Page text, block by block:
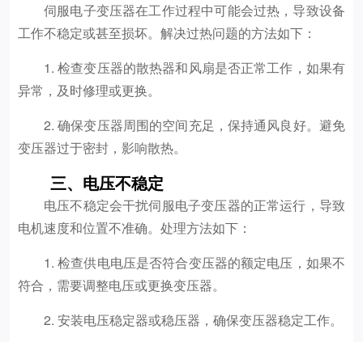
伺服电子变压器在工作过程中可能会过热，导致设备
工作不稳定或甚至损坏。解决过热问题的方法如下：
1. 检查变压器的散热器和风扇是否正常工作，如果有
异常，及时修理或更换。
2. 确保变压器周围的空间充足，保持通风良好。避免
变压器过于密封，影响散热。
三、电压不稳定
电压不稳定会干扰伺服电子变压器的正常运行，导致
电机速度和位置不准确。处理方法如下：
1. 检查供电电压是否符合变压器的额定电压，如果不
符合，需要调整电压或更换变压器。
2. 安装电压稳定器或稳压器，确保变压器稳定工作。